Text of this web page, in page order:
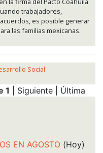
trabajadores,
es posible generar
las familias mexicanas.
Social
1 | Siguiente | Última
EN AGOSTO (Hoy)